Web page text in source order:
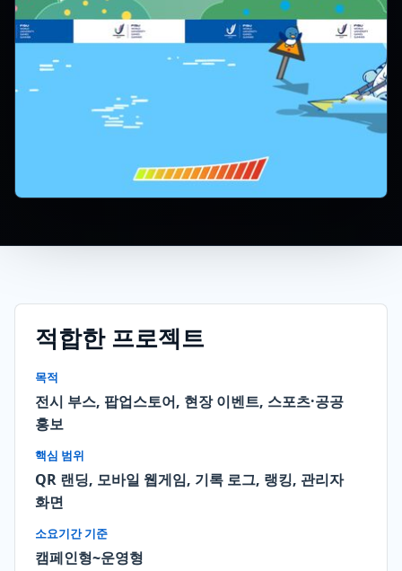
적합한 프로젝트
목적
전시 부스, 팝업스토어, 현장 이벤트, 스포츠·공공
홍보
핵심 범위
QR 랜딩, 모바일 웹게임, 기록 로그, 랭킹, 관리자
화면
소요기간 기준
캠페인형~운영형